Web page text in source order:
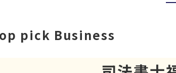
pick Business